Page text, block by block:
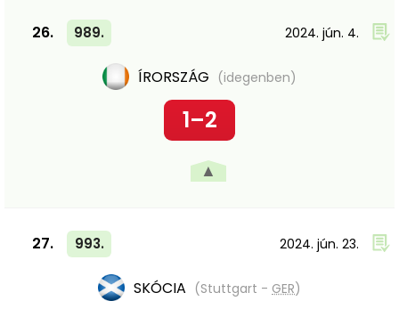
26. 989. 2024. jún. 4.
ÍRORSZÁG (idegenben)
1–2
▲
27. 993. 2024. jún. 23.
SKÓCIA (Stuttgart - GER)